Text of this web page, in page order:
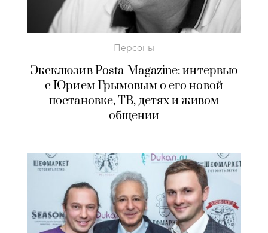
Персоны
Эксклюзив Posta-Magazine: интервью
с Юрием Грымовым о его новой
постановке, ТВ, детях и живом
общении